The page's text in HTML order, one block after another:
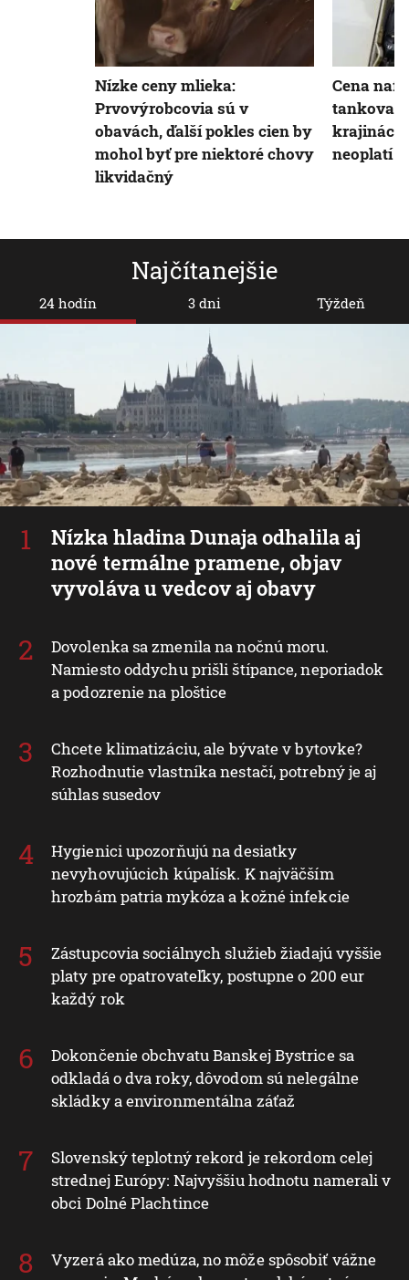
Najčítanejšie
24 hodín
Nízka hladina Dunaja odhalila aj
nové termálne pramene, objav
vyvoláva u vedcov aj obavy
Dovolenka sa zmenila na nočnú moru.
Namiesto oddychu prišli štípance, neporiadok
a podozrenie na ploštice
Chcete klimatizáciu, ale bývate v bytovke?
Rozhodnutie vlastníka nestačí, potrebný je aj
súhlas susedov
Hygienici upozorňujú na desiatky
nevyhovujúcich kúpalísk. K najväčším
hrozbám patria mykóza a kožné infekcie
Zástupcovia sociálnych služieb žiadajú vyššie
platy pre opatrovateľky, postupne o 200 eur
každý rok
Dokončenie obchvatu Banskej Bystrice sa
odkladá o dva roky, dôvodom sú nelegálne
skládky a environmentálna záťaž
Slovenský teplotný rekord je rekordom celej
strednej Európy: Najvyššiu hodnotu namerali v
obci Dolné Plachtince
Vyzerá ako medúza, no môže spôsobiť vážne
3 dni Týždeň
Nízke ceny mlieka:
Prvovýrobcovia sú v
obavách, ďalší pokles cien by
mohol byť pre niektoré chovy
likvidačný
Cena
krajinách
neoplatí